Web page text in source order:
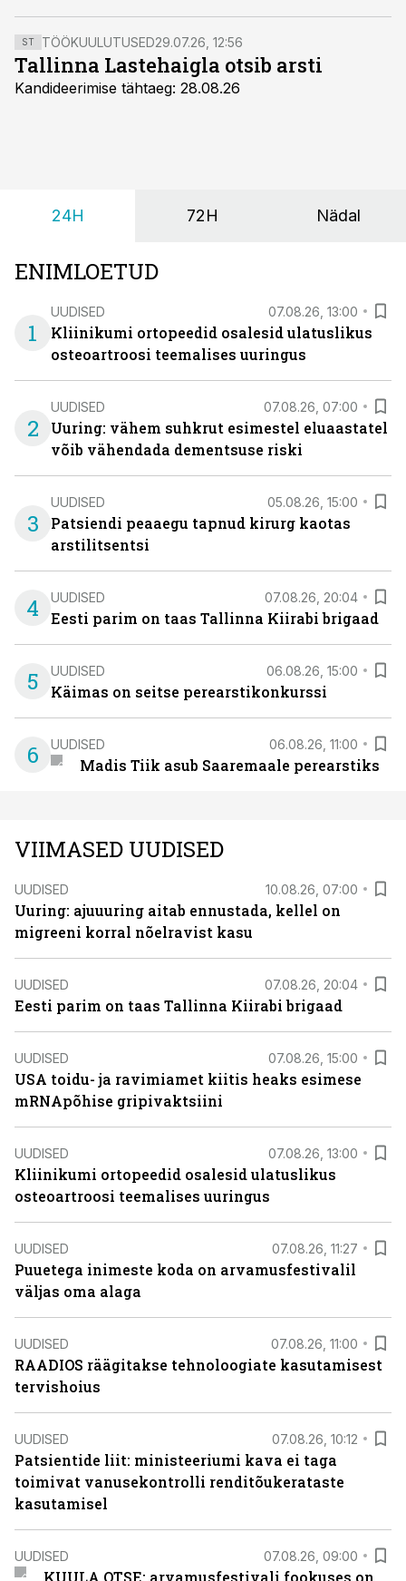
ST TÖÖKUULUTUSED29.07.26, 12:56
Tallinna Lastehaigla otsib arsti
Kandideerimise tähtaeg: 28.08.26
24H 72H Nädal
ENIMLOETUD
1
UUDISED 07.08.26, 13:00
Kliinikumi ortopeedid osalesid ulatuslikus
osteoartroosi teemalises uuringus
2
UUDISED 07.08.26, 07:00
Uuring: vähem suhkrut esimestel eluaastatel
võib vähendada dementsuse riski
3
UUDISED 05.08.26, 15:00
Patsiendi peaaegu tapnud kirurg kaotas
arstilitsentsi
4 UUDISED 07.08.26, 20:04
Eesti parim on taas Tallinna Kiirabi brigaad
5 UUDISED 06.08.26, 15:00
Käimas on seitse perearstikonkurssi
6 UUDISED 06.08.26, 11:00
Madis Tiik asub Saaremaale perearstiks
VIIMASED UUDISED
UUDISED 10.08.26, 07:00
Uuring: ajuuuring aitab ennustada, kellel on
migreeni korral nõelravist kasu
UUDISED 07.08.26, 20:04
Eesti parim on taas Tallinna Kiirabi brigaad
UUDISED 07.08.26, 15:00
USA toidu- ja ravimiamet kiitis heaks esimese
mRNApõhise gripivaktsiini
UUDISED 07.08.26, 13:00
Kliinikumi ortopeedid osalesid ulatuslikus
osteoartroosi teemalises uuringus
UUDISED 07.08.26, 11:27
Puuetega inimeste koda on arvamusfestivalil
väljas oma alaga
UUDISED 07.08.26, 11:00
RAADIOS räägitakse tehnoloogiate kasutamisest
tervishoius
UUDISED 07.08.26, 10:12
Patsientide liit: ministeeriumi kava ei taga
toimivat vanusekontrolli renditõukerataste
kasutamisel
UUDISED 07.08.26, 09:00
KUULA OTSE: arvamusfestivali fookuses on